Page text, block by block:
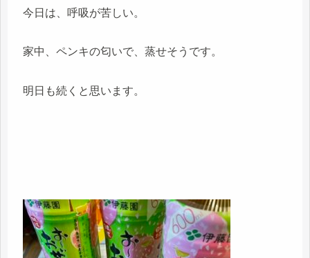
今日は、呼吸が苦しい。
家中、ペンキの匂いで、蒸せそうです。
明日も続くと思います。